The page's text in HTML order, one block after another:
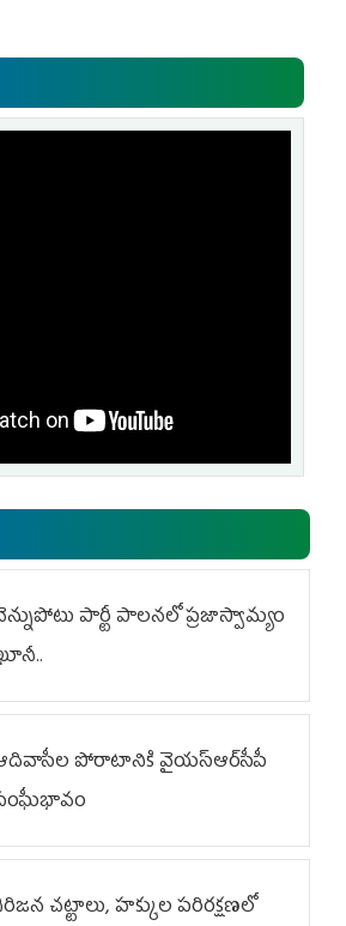
పార్టీ పాలనలో ప్రజాస్వామ్యం
పోరాటానికి వైయ‌స్ఆర్‌సీపీ
చట్టాలు, హక్కుల పరిరక్షణలో